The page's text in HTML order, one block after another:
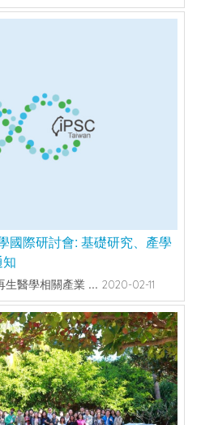
國際研討會: 基礎研究、產學
生醫學相關產業 ... 2020-02-11